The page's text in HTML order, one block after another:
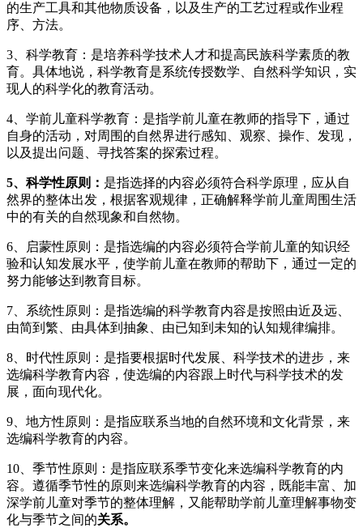
的生产工具和其他物质设备，以及生产的工艺过程或作业程
序、方法。
3、科学教育：是培养科学技术人才和提高民族科学素质的教
育。具体地说，科学教育是系统传授数学、自然科学知识，实
现人的科学化的教育活动。
4、学前儿童科学教育：是指学前儿童在教师的指导下，通过
自身的活动，对周围的自然界进行感知、观察、操作、发现，
以及提出问题、寻找答案的探索过程。
5、科学性原则： 是指选择的内容必须符合科学原理，应从自
然界的整体出发，根据客观规律，正确解释学前儿童周围生活
中的有关的自然现象和自然物。
6、启蒙性原则：是指选编的内容必须符合学前儿童的知识经
验和认知发展水平，使学前儿童在教师的帮助下，通过一定的
努力能够达到教育目标。
7、系统性原则：是指选编的科学教育内容是按照由近及远、
由简到繁、由具体到抽象、由已知到未知的认知规律编排。
8、时代性原则：是指要根据时代发展、科学技术的进步，来
选编科学教育内容，使选编的内容跟上时代与科学技术的发
展，面向现代化。
9、地方性原则：是指应联系当地的自然环境和文化背景，来
选编科学教育的内容。
10、季节性原则：是指应联系季节变化来选编科学教育的内
容。遵循季节性的原则来选编科学教育的内容，既能丰富、加
深学前儿童对季节的整体理解，又能帮助学前儿童理解事物变
化与季节之间的关系。